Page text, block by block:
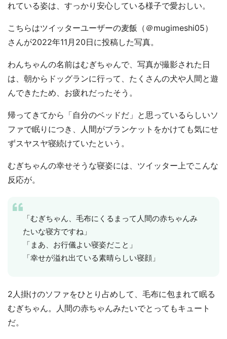
れている姿は、すっかり安心している様子で愛おしい。
こちらはツイッターユーザーの麦飯（＠mugimeshi05）
さんが2022年11月20日に投稿した写真。
わんちゃんの名前はむぎちゃんで、写真が撮影された日
は、朝からドッグランに行って、たくさんの犬や人間と遊
んできたため、お疲れだったそう。
帰ってきてから「自分のベッドだ」と思っているらしいソ
ファで眠りにつき、人間がブランケットをかけても気にせ
ずスヤスヤ寝続けていたという。
むぎちゃんの幸せそうな寝姿には、ツイッター上でこんな
反応が。
「むぎちゃん、毛布にくるまって人間の赤ちゃんみ
たいな寝方ですね」
「まあ、お行儀よい寝姿だこと」
「幸せが溢れ出ている素晴らしい寝顔」
2人掛けのソファをひとり占めして、毛布に包まれて眠る
むぎちゃん。人間の赤ちゃんみたいでとってもキュート
だ。